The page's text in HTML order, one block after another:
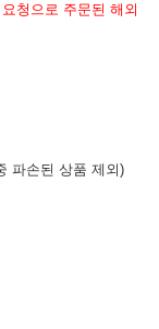
청으로 주문된 해외
파손된 상품 제외)